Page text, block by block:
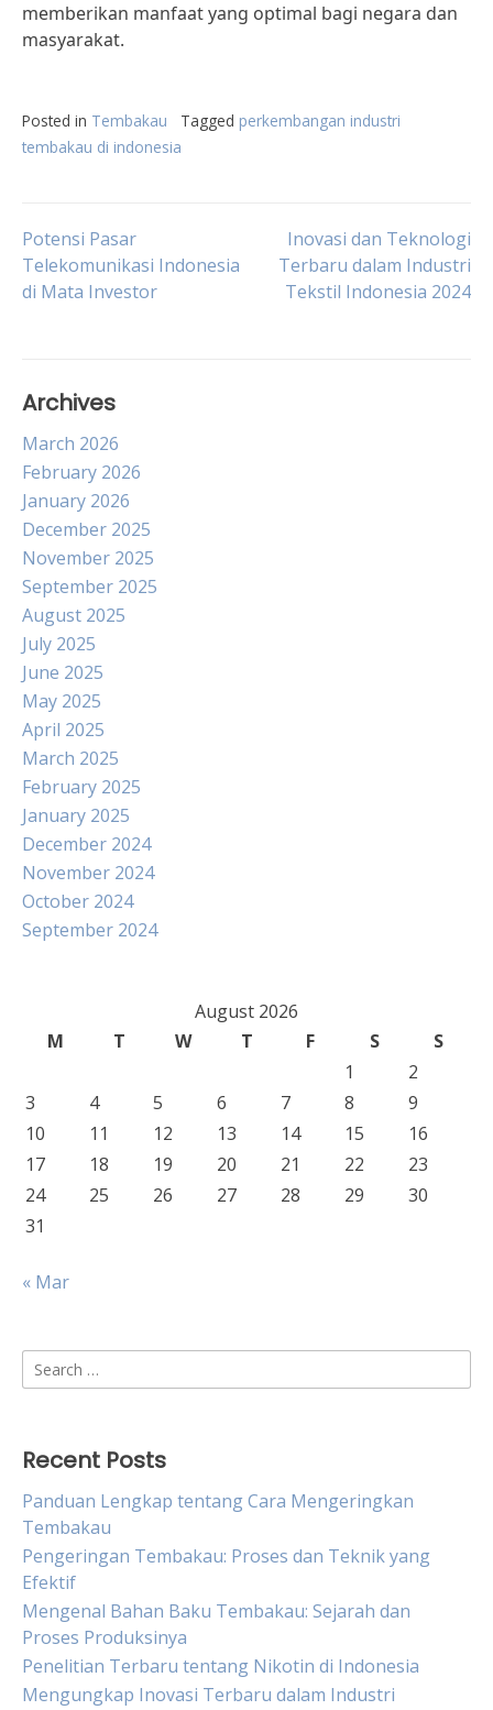
memberikan manfaat yang optimal bagi negara dan
masyarakat.
Posted in Tembakau Tagged perkembangan industri
tembakau di indonesia
Post
navigation
Potensi Pasar
Telekomunikasi Indonesia
di Mata Investor
Inovasi dan Teknologi
Terbaru dalam Industri
Tekstil Indonesia 2024
Archives
March 2026
February 2026
January 2026
December 2025
November 2025
September 2025
August 2025
July 2025
June 2025
May 2025
April 2025
March 2025
February 2025
January 2025
December 2024
November 2024
October 2024
September 2024
August 2026
M
T W T F S
S
1
2
3
4 5 6 7 8
9
10
11 12 13 14 15
16
17
18 19 20 21 22
23
24
25 26 27 28 29
30
31
« Mar
Search
for:
Recent Posts
Panduan Lengkap tentang Cara Mengeringkan
Tembakau
Pengeringan Tembakau: Proses dan Teknik yang
Efektif
Mengenal Bahan Baku Tembakau: Sejarah dan
Proses Produksinya
Penelitian Terbaru tentang Nikotin di Indonesia
Mengungkap Inovasi Terbaru dalam Industri